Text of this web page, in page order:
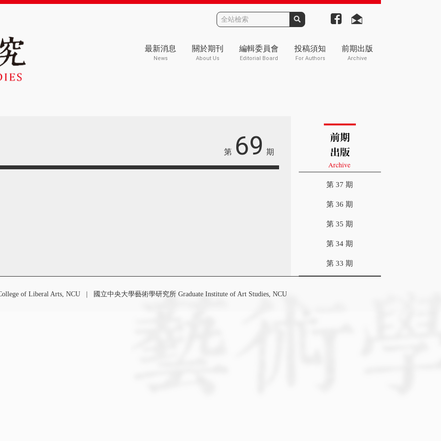
最新消息
News
關於期刊
About Us
編輯委員會
Editorial Board
投稿須知
For Authors
前期出版
Archive
第 69 期
第 37 期
第 36 期
第 35 期
第 34 期
第 33 期
of Liberal Arts, NCU | 國立中央大學藝術學研究所 Graduate Institute of Art Studies, NCU